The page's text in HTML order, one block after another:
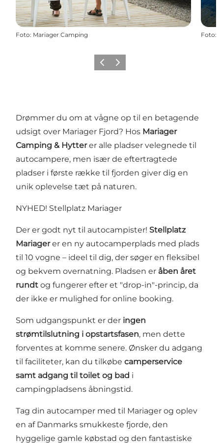
Foto: Mariager Camping Foto:
Forrige billede
Næste billede
Drømmer du om at vågne op til en betagende
udsigt over Mariager Fjord? Hos Mariager
Camping & Hytterer alle pladser velegnede til
autocampere, men især de eftertragtede
pladser i første række til fjorden giver dig en
unik oplevelse tæt på naturen.
NYHED! Stellplatz Mariager
Der er godt nyt til autocampister! Stellplatz
Mariagerer en ny autocamperplads med plads
til 10 vogne – ideel til dig, der søger en fleksibel
og bekvem overnatning. Pladsen er åben året
rundt og fungerer efter et "drop-in"-princip, da
der ikke er mulighed for online booking.
Som udgangspunkt er der ingen
strømtilslutning i opstartsfasen, men dette
forventes at komme senere. Ønsker du adgang
til faciliteter, kan du tilkøbe camperservice
samt adgang til toilet og bad i
campingpladsens åbningstid.
Tag din autocamper med til Mariager og oplev
en af Danmarks smukkeste fjorde, den
hyggelige gamle købstad og den fantastiske